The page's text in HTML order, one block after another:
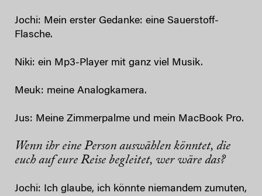
Jochi: Mein erster Gedanke: eine Sauerstoff-
Flasche.
Niki: ein Mp3-Player mit ganz viel Musik.
Meuk: meine Analogkamera.
Jus: Meine Zimmerpalme und mein MacBook Pro.
Wenn ihr eine Person auswählen könntet, die
euch auf eure Reise begleitet, wer wäre das?
Jochi: Ich glaube, ich könnte niemandem zumuten,